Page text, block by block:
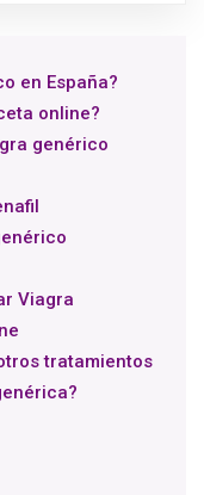
en España?
online?
genérico
Viagra
tratamientos